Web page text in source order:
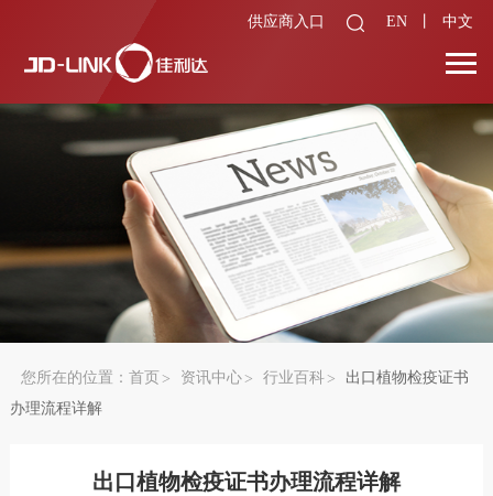
供应商入口 EN 中文
您所在的位置： 首页 资讯中心 行业百科
出口植物检疫证书
办理流程详解
出口植物检疫证书办理流程详解